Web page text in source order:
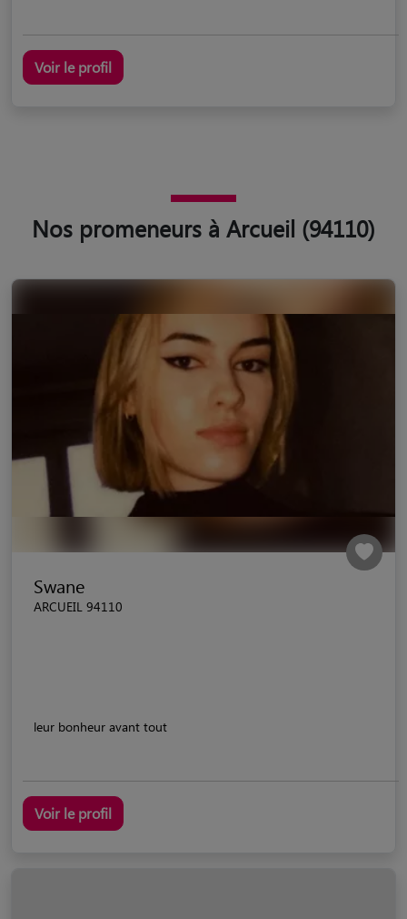
Voir le profil
Nos promeneurs à Arcueil (94110)
Swane
ARCUEIL 94110
leur bonheur avant tout
Voir le profil